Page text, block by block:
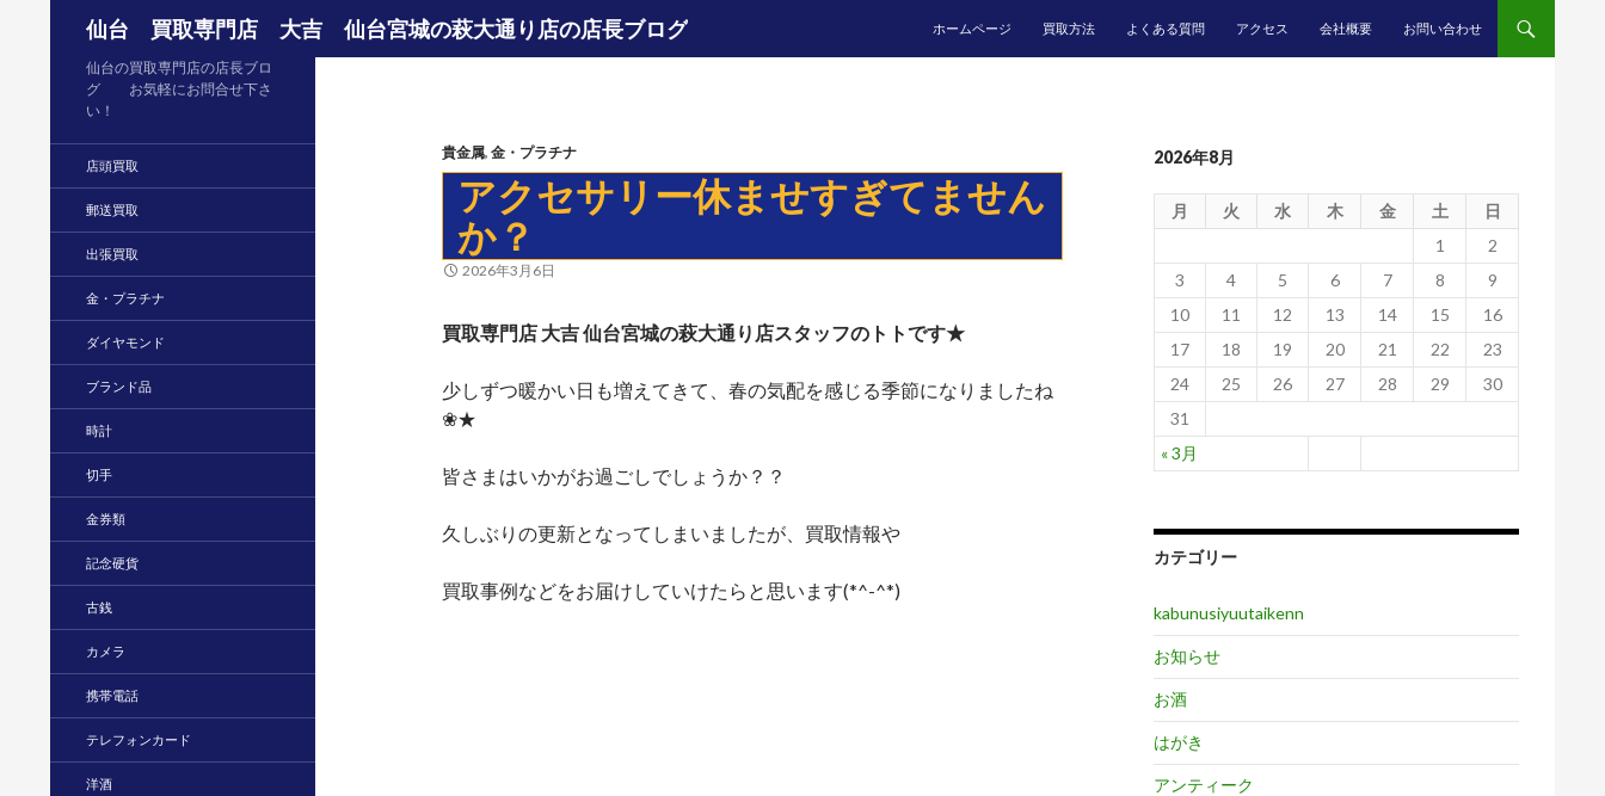
仙台 買取専門店 大吉 仙台宮城の萩大通り店の店長ブログ
検索
ホームページ
買取方法 よくある質問 アクセス 会社概要 お問い合わせ
貴金属,金・プラチナ
アクセサリー休ませすぎてません
か？
2026年3月6日
買取専門店 大吉 仙台宮城の萩大通り店スタッフのトトです★
少しずつ暖かい日も増えてきて、春の気配を感じる季節になりましたね
❀★
皆さまはいかがお過ごしでしょうか？？
久しぶりの更新となってしまいましたが、買取情報や
買取事例などをお届けしていけたらと思います(*^-^*)
2026年8月
月 火 水 木 金 土 日
« 3月
1
2
3
4 5 6 7 8
9
10
11 12 13 14 15
16
17
18 19 20 21 22
23
24
25 26 27 28 29
30
31
カテゴリー
kabunusiyuutaikenn
お知らせ
お酒
はがき
アンティーク
仙台の買取専門店の店長ブロ
グ お気軽にお問合せ下さ
い！
店頭買取
郵送買取
出張買取
金・プラチナ
ダイヤモンド
ブランド品
時計
切手
金券類
記念硬貨
古銭
カメラ
携帯電話
テレフォンカード
洋酒